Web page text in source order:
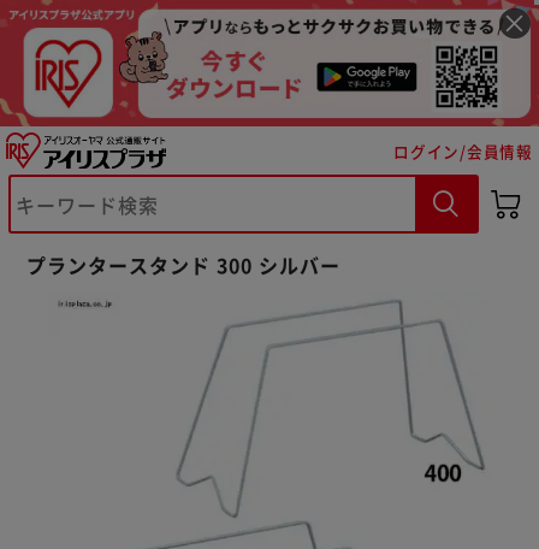
ログイン/会員情報
プランタースタンド 300 シルバー
※ご確認ください
カートに入れる 購入手続きへ